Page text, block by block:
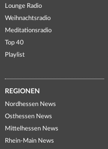
Lounge Radio
Weihnachtsradio
Meditationsradio
Top 40
Playlist
REGIONEN
Nordhessen News
Osthessen News
Mittelhessen News
Rhein-Main News